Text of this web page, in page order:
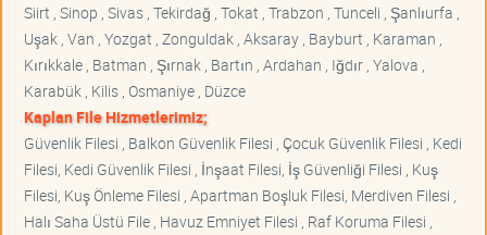
Siirt , Sinop , Sivas , Tekirdağ , Tokat , Trabzon , Tunceli , Şanlıurfa ,
Uşak , Van , Yozgat , Zonguldak , Aksaray , Bayburt , Karaman ,
Kırıkkale , Batman , Şırnak , Bartın , Ardahan , Iğdır , Yalova ,
Karabük , Kilis , Osmaniye , Düzce
Kaplan File Hizmetlerimiz;
Güvenlik Filesi , Balkon Güvenlik Filesi , Çocuk Güvenlik Filesi , Kedi
Filesi, Kedi Güvenlik Filesi , İnşaat Filesi, İş Güvenliği Filesi , Kuş
Filesi, Kuş Önleme Filesi , Apartman Boşluk Filesi, Merdiven Filesi ,
Halı Saha Üstü File , Havuz Emniyet Filesi , Raf Koruma Filesi ,